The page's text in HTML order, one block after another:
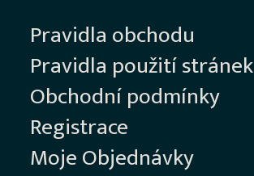
Pravidla obchodu
Pravidla použití stránek
Obchodní podmínky
Registrace
Moje Objednávky